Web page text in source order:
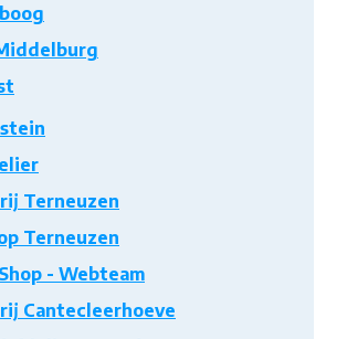
Terneuzen
Terneuzen
- Webteam
Cantecleerhoeve